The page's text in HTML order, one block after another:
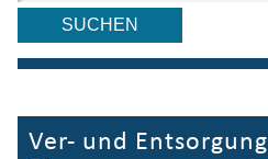
Ver- und Entsorgung